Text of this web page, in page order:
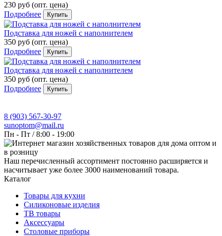
230 руб (опт. цена)
Подробнее
Купить
Подставка для ножей с наполнителем
350 руб (опт. цена)
Подробнее
Купить
Подставка для ножей с наполнителем
350 руб (опт. цена)
Подробнее
Купить
8 (903) 567-30-97
sunoptom@mail.ru
Пн - Пт / 8:00 - 19:00
Наш перечисленный ассортимент постоянно расширяется и
насчитывает уже более 3000 наименований товара.
Каталог
Товары для кухни
Силиконовые изделия
ТВ товары
Аксессуары
Столовые приборы